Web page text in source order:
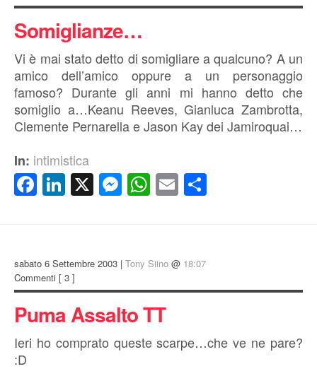
Somiglianze…
Vi è mai stato detto di somigliare a qualcuno? A un
amico dell’amico oppure a un personaggio
famoso? Durante gli anni mi hanno detto che
somiglio a…Keanu Reeves, Gianluca Zambrotta,
Clemente Pernarella e Jason Kay dei Jamiroquai…
In: intimistica
Facebook
LinkedIn
X Messenger
WhatsApp
Email
sabato 6 Settembre 2003 | Tony Siino @ 18:07
Commenti [ 3 ]
Puma Assalto TT
Ieri ho comprato queste scarpe…che ve ne pare?
:D